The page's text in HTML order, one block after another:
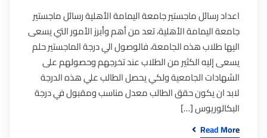
اعداد رسائل ماجستير جامعة اليمامة الأهلية رسائل ماجستير
جامعة اليمامة الأهلية، تعد من أهم وأبرز الأمور التي يسعى
اليها طلاب هذه الجامعة، فالوصول الي درجة الماجستير حلم
يسعى إليه الكثير من الطلاب عند تخرجهم وحصولهم على
الشهادات الجامعية ولكي يحصل الطالب علي هذه الدرجة
لابد ان يكون حقق الطالب معدل مناسب ومقبول في درجة
البكالوريوس […]
Read More